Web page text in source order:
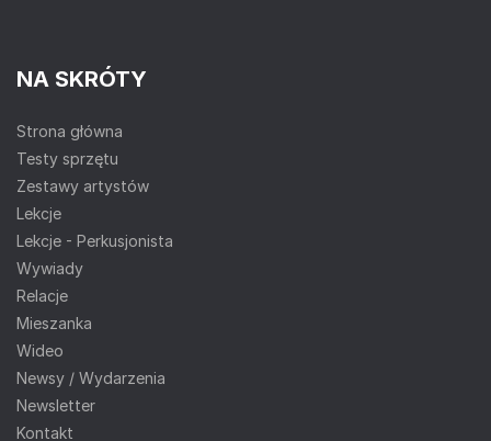
NA SKRÓTY
Strona główna
Testy sprzętu
Zestawy artystów
Lekcje
Lekcje - Perkusjonista
Wywiady
Relacje
Mieszanka
Wideo
Newsy / Wydarzenia
Newsletter
Kontakt